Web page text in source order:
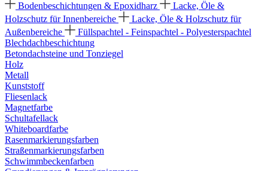
Bodenbeschichtungen & Epoxidharz
Lacke, Öle &
Holzschutz für Innenbereiche
Lacke, Öle & Holzschutz für
Außenbereiche
Füllspachtel - Feinspachtel - Polyesterspachtel
Blechdachbeschichtung
Betondachsteine und Tonziegel
Holz
Metall
Kunststoff
Fliesenlack
Magnetfarbe
Schultafellack
Whiteboardfarbe
Rasenmarkierungsfarben
Straßenmarkierungsfarben
Schwimmbeckenfarben